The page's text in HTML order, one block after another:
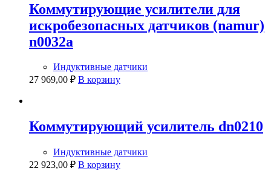
Коммутирующие усилители для
искробезопасных датчиков (namur)
n0032a
Индуктивные датчики
27 969,00 ₽ В корзину
Коммутирующий усилитель dn0210
Индуктивные датчики
22 923,00 ₽ В корзину